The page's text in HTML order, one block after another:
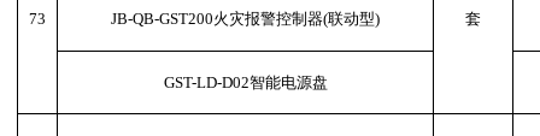
73 套
JB-QB-GST200火灾报警控制器(联动型)
GST-LD-D02智能电源盘